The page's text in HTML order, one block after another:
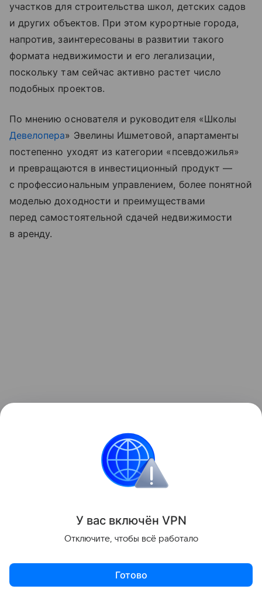
участков для строительства школ, детских садов
и других объектов. При этом курортные города,
напротив, заинтересованы в развитии такого
формата недвижимости и его легализации,
поскольку там сейчас активно растет число
подобных проектов.
По мнению основателя и руководителя «Школы
Девелопера» Эвелины Ишметовой, апартаменты
постепенно уходят из категории «псевдожилья»
и превращаются в инвестиционный продукт —
с профессиональным управлением, более понятной
моделью доходности и преимуществами
перед самостоятельной сдачей недвижимости
в аренду.
Основной объем предложения перемещается
Краснодарский край и другие регионы.
на квартиры и ужесточение условий «Семейной»:
апартаменты по-прежнему на 15−25% дешевле
Актуальное Топ дня Видео Приложение
У вас включён VPN
Отключите, чтобы всё работало
Готово